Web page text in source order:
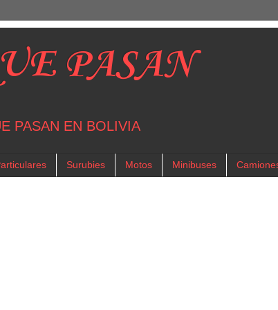
PASAN
PASAN EN BOLIVIA
Surubies Motos Minibuses